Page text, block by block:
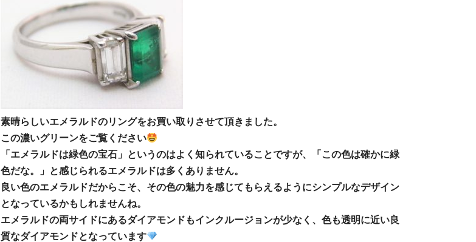
素晴らしいエメラルドのリングをお買い取りさせて頂きました。
この濃いグリーンをご覧ください
「エメラルドは緑色の宝石」というのはよく知られていることですが、「この色は確かに緑
色だな。」と感じられるエメラルドは多くありません。
良い色のエメラルドだからこそ、その色の魅力を感じてもらえるようにシンプルなデザイン
となっているかもしれませんね。
エメラルドの両サイドにあるダイアモンドもインクルージョンが少なく、色も透明に近い良
質なダイアモンドとなっています